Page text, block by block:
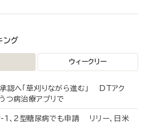
ング
ウィークリー
認へ「草刈りながら進む」 DTアク
つ病治療アプリで
1、2型糖尿病でも申請 リリー、日米